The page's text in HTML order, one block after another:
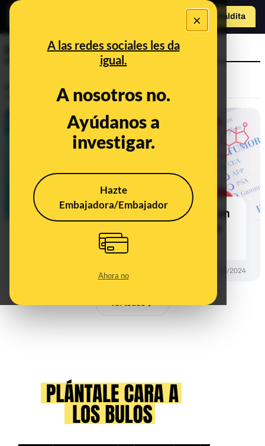
×
A las redes sociales les da
igual.
A nosotros no.
Ayúdanos a
investigar.
Hazte
Embajadora/Embajador
Ahora no
Hazte Maldita
hiperandrogenismo
Hormonas sexuales “masculinas” en
hiperandrogenismo
07/08/2024
Ver todos